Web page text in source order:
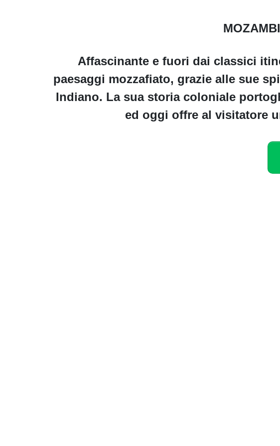
Affascinante e fuori dai classici
paesaggi mozzafiato, grazie alle sue
Indiano. La sua storia coloniale
ed oggi offre al visitatore